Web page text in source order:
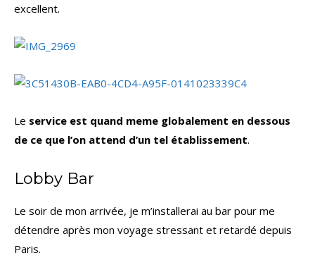
excellent.
Le service est quand meme globalement en dessous
de ce que l’on attend d’un tel établissement.
Lobby Bar
Le soir de mon arrivée, je m’installerai au bar pour me
détendre après mon voyage stressant et retardé depuis
Paris.